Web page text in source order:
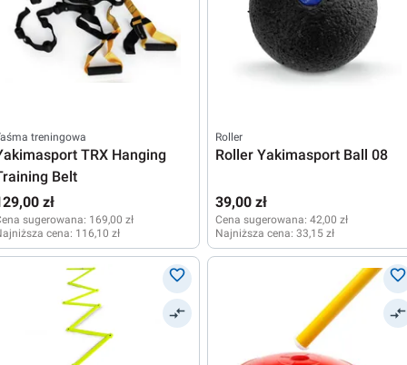
treningowa
TRX Hanging
Belt
zł
sugerowana: 169,00 zł
cena: 116,10 zł
Roller
Roller Yakimasport Ball 08
39,00 zł
Cena sugerowana: 42,00 zł
Najniższa cena: 33,15 zł